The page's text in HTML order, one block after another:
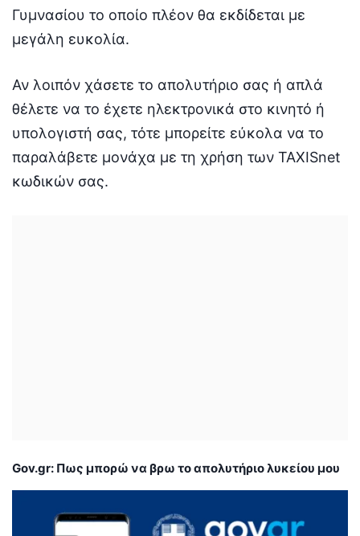
Γυμνασίου το οποίο πλέον θα εκδίδεται με
μεγάλη ευκολία.
Αν λοιπόν χάσετε το απολυτήριο σας ή απλά
θέλετε να το έχετε ηλεκτρονικά στο κινητό ή
υπολογιστή σας, τότε μπορείτε εύκολα να το
παραλάβετε μονάχα με τη χρήση των TAXISnet
κωδικών σας.
Gov.gr: Πως μπορώ να βρω το απολυτήριο λυκείου μου